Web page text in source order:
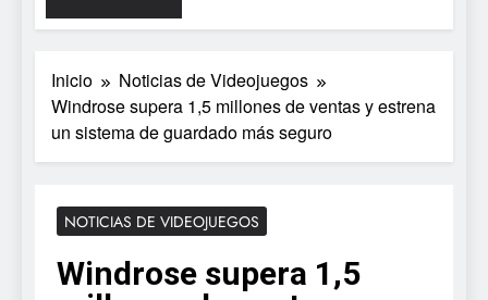
Inicio
Noticias de Videojuegos
Windrose supera 1,5 millones de ventas y estrena
un sistema de guardado más seguro
NOTICIAS DE VIDEOJUEGOS
Windrose supera 1,5